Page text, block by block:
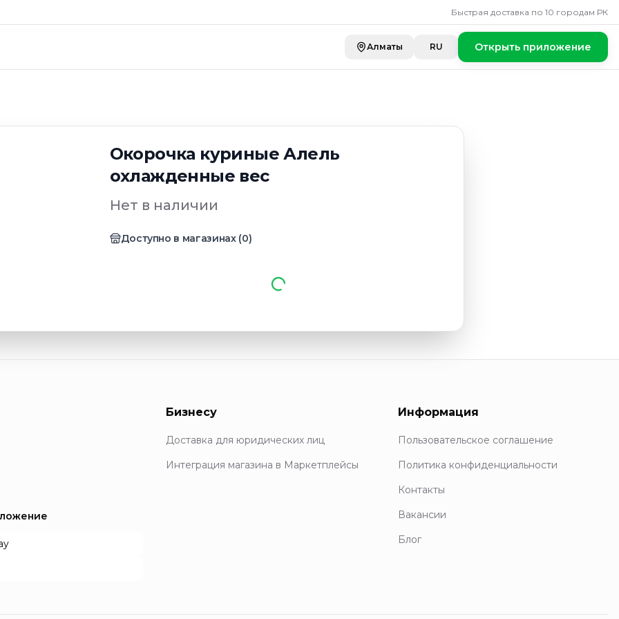
Быстрая доставка по 10 городам РК
Алматы RU Открыть приложение
Окорочка куриные Алель
охлажденные вес
Нет в наличии
Доступно в магазинах(0)
Бизнесу
Доставка для юридических лиц
Интеграция магазина в Маркетплейсы
Информация
Пользовательское соглашение
Политика конфиденциальности
Контакты
Вакансии
Блог